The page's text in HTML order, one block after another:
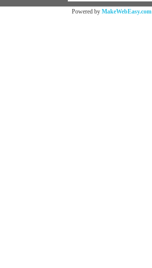
Powered by MakeWebEasy.com